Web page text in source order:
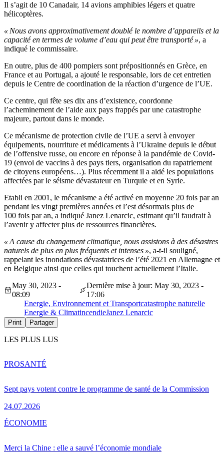
Il s’agit de 10 Canadair, 14 avions amphibies légers et quatre
hélicoptères.
« Nous avons approximativement doublé le nombre d’appareils et la
capacité en termes de volume d’eau qui peut être transporté », a
indiqué le commissaire.
En outre, plus de 400 pompiers sont prépositionnés en Grèce, en
France et au Portugal, a ajouté le responsable, lors de cet entretien
depuis le Centre de coordination de la réaction d’urgence de l’UE.
Ce centre, qui fête ses dix ans d’existence, coordonne
l’acheminement de l’aide aux pays frappés par une catastrophe
majeure, partout dans le monde.
Ce mécanisme de protection civile de l’UE a servi à envoyer
équipements, nourriture et médicaments à l’Ukraine depuis le début
de l’offensive russe, ou encore en réponse à la pandémie de Covid-
19 (envoi de vaccins à des pays tiers, organisation du rapatriement
de citoyens européens…). Plus récemment il a aidé les populations
affectées par le séisme dévastateur en Turquie et en Syrie.
Etabli en 2001, le mécanisme a été activé en moyenne 20 fois par an
pendant les vingt premières années et l’est désormais plus de
100 fois par an, a indiqué Janez Lenarcic, estimant qu’il faudrait à
l’avenir y affecter plus de ressources financières.
« A cause du changement climatique, nous assistons à des désastres
naturels de plus en plus fréquents et intenses », a-t-il souligné,
rappelant les inondations dévastatrices de l’été 2021 en Allemagne et
en Belgique ainsi que celles qui touchent actuellement l’Italie.
May 30, 2023 -
08:09
Dernière mise à jour: May 30, 2023 -
17:06
Energie, Environnement et Transportcatastrophe naturelle
Energie & ClimatincendieJanez Lenarcic
Print Partager
LES PLUS LUS
Sept pays votent contre le programme de santé de la Commission
24.07.2026
PROSANTÉ
Merci la Chine : elle a sauvé l’économie mondiale
ÉCONOMIE